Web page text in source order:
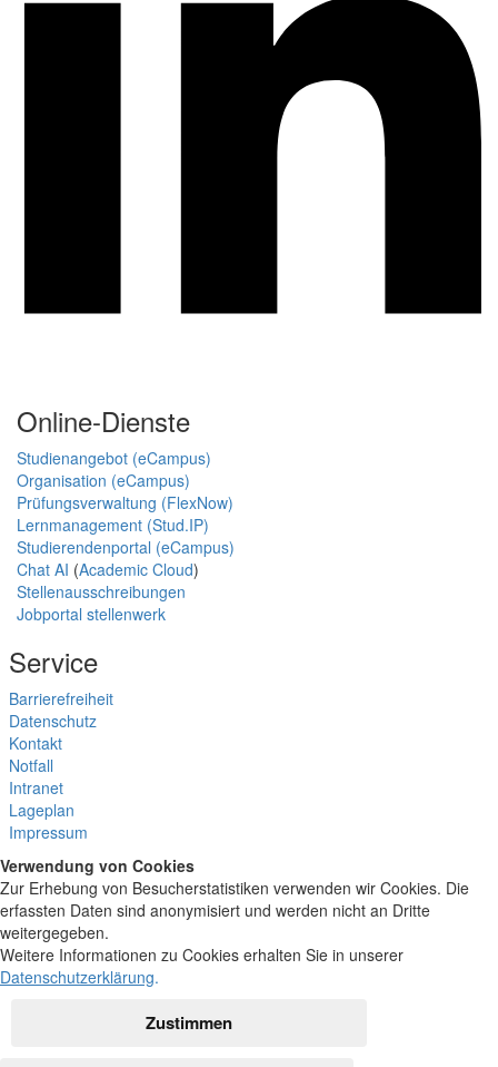
Online-Dienste
Studienangebot (eCampus)
Organisation (eCampus)
Prüfungsverwaltung (FlexNow)
Lernmanagement (Stud.IP)
Studierendenportal (eCampus)
Chat AI (Academic Cloud)
Stellenausschreibungen
Jobportal stellenwerk
Service
Barrierefreiheit
Datenschutz
Kontakt
Notfall
Intranet
Lageplan
Impressum
Verwendung von Cookies
Zur Erhebung von Besucherstatistiken verwenden wir Cookies. Die
erfassten Daten sind anonymisiert und werden nicht an Dritte
weitergegeben.
Weitere Informationen zu Cookies erhalten Sie in unserer
Datenschutzerklärung.
Zustimmen